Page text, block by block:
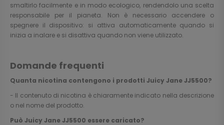
smaltirlo facilmente e in modo ecologico, rendendolo una scelta
responsabile per il pianeta. Non è necessario accendere o
spegnere il dispositivo: si attiva automaticamente quando si
inizia a inalare e si disattiva quando non viene utilizzato.
Domande frequenti
Quanta nicotina contengono i prodotti Juicy Jane JJ5500?
- Il contenuto di nicotina è chiaramente indicato nella descrizione
o nel nome del prodotto.
Può Juicy Jane JJ5500 essere caricato?